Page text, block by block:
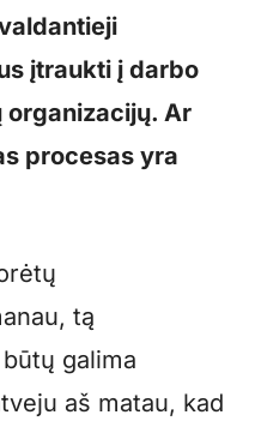
įtraukti į darbo
organizacijų. Ar
procesas yra
tą
galima
aš matau, kad